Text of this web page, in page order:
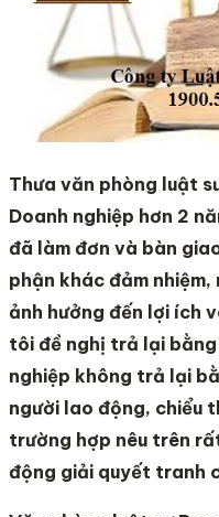
Thưa văn phòng luật
Doanh nghiệp hơn 2
đã làm đơn và bàn
phận khác đảm
ảnh hưởng đến lợi ích
tôi đề nghị trả lại
nghiệp không trả lại
người lao động, chiểu
trường hợp nêu trên
động giải quyết tranh